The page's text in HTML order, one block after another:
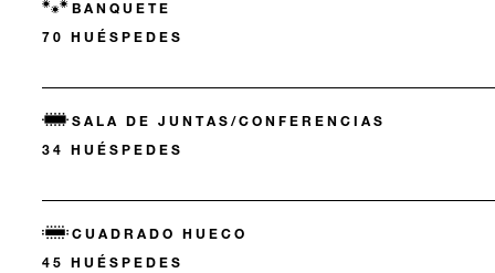
BANQUETE
70 HUÉSPEDES
SALA DE JUNTAS/CONFERENCIAS
34 HUÉSPEDES
CUADRADO HUECO
45 HUÉSPEDES